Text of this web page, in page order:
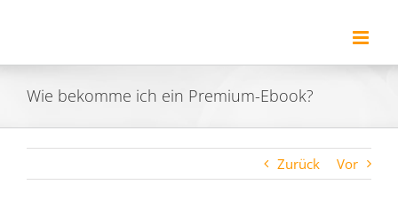
springen
Wie bekomme ich ein Premium-Ebook?
Zurück Vor